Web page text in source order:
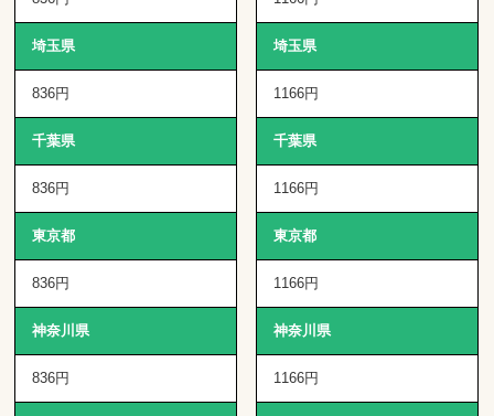
埼玉県
836円
千葉県
836円
東京都
836円
神奈川県
836円
埼玉県
1166円
千葉県
1166円
東京都
1166円
神奈川県
1166円